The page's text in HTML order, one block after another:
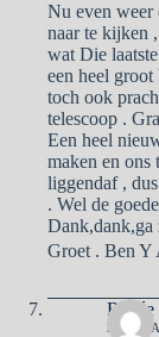
Nu even weer
naar te kijken
wat Die
een heel groot
toch ook
telescoop .
Een heel
maken en ons
liggendaf ,
. Wel de
Dank,dank,ga
Groet . Ben
Renée
3